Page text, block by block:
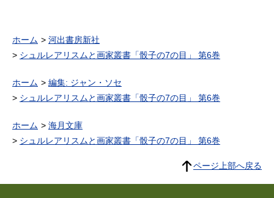
ホーム
河出書房新社
シュルレアリスムと画家叢書「骰子の7の目」 第6巻
ホーム
編集: ジャン・ソセ
シュルレアリスムと画家叢書「骰子の7の目」 第6巻
ホーム
海月文庫
シュルレアリスムと画家叢書「骰子の7の目」 第6巻
ページ上部へ戻る